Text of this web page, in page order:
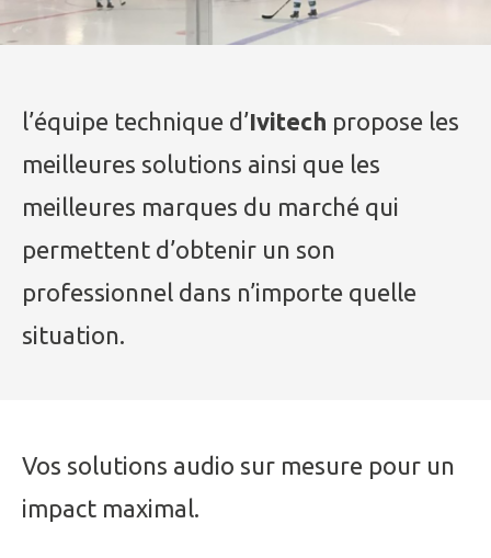
l’équipe technique d’Ivitech propose les
meilleures solutions ainsi que les
meilleures marques du marché qui
permettent d’obtenir un son
professionnel dans n’importe quelle
situation.
Vos solutions audio sur mesure pour un
impact maximal.